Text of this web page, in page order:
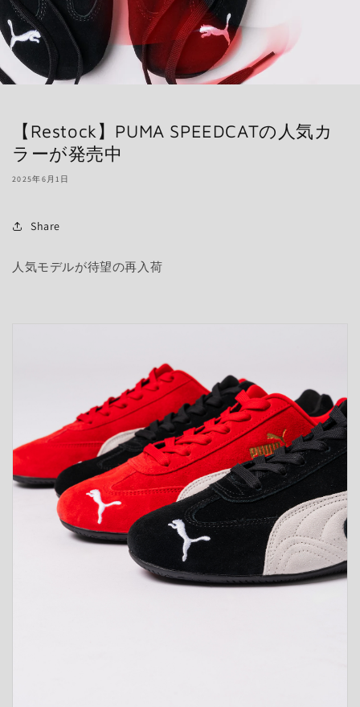
【Restock】PUMA SPEEDCATの人気カ
ラーが発売中
2025年6月1日
Share
人気モデルが待望の再入荷